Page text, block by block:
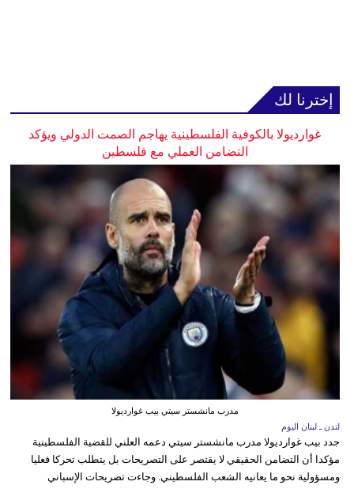
إخترنا لك
غوارديولا بالكوفية الفلسطينية يهاجم الصمت الدولي ويؤكد
التضامن العملي مع فلسطين
مدرب مانشستر سيتي بيب غوارديولا
لندن ـ لبنان اليوم
جدد بيب غوارديولا مدرب مانشستر سيتي دعمه العلني للقضية الفلسطينية
مؤكدا أن التضامن الحقيقي لا يقتصر على التصريحات بل يتطلب تحركا فعليا
ومسؤولية نحو ما يعانيه الشعب الفلسطيني. وجاءت تصريحات الإسباني